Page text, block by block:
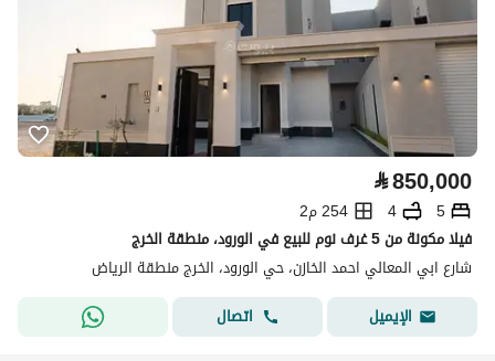
⃁850,000
5
4
254 م2
فيلا مكونة من 5 غرف نوم للبيع في الورود، منطقة الخرج
شارع ابي المعالي احمد الخازن، حي الورود، الخرج منطقة الرياض
الإيميل
اتصال